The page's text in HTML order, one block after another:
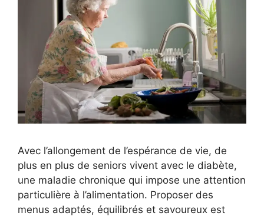
Avec l’allongement de l’espérance de vie, de
plus en plus de seniors vivent avec le diabète,
une maladie chronique qui impose une attention
particulière à l’alimentation. Proposer des
menus adaptés, équilibrés et savoureux est